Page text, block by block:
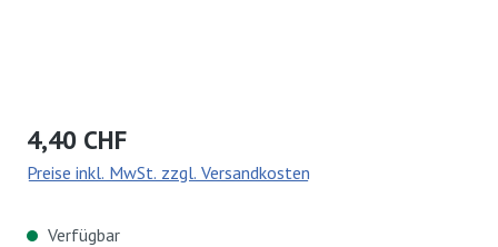
Regulärer Preis:
4,40 CHF
Preise inkl. MwSt. zzgl. Versandkosten
Verfügbar